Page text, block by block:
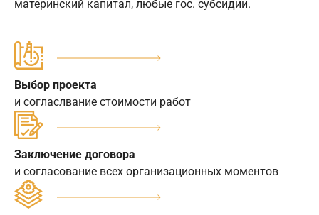
материнский капитал, любые гос. субсидии.
Выбор проекта
и согласлвание стоимости работ
Заключение договора
и согласование всех организационных моментов